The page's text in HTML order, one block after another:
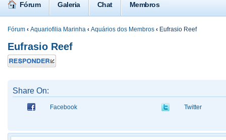
Fórum Galeria Chat Membros
Fórum ‹ Aquariofilia Marinha ‹ Aquários dos Membros ‹ Eufrasio Reef
Eufrasio Reef
Responder
Share On:
Facebook Twitter